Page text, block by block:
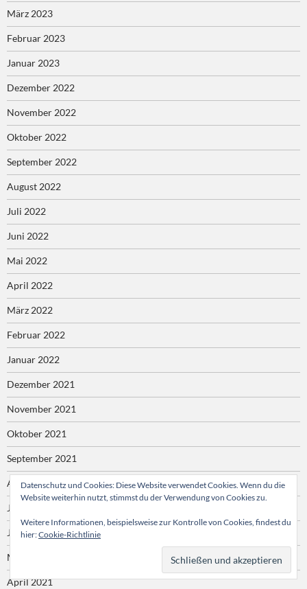
März 2023
Februar 2023
Januar 2023
Dezember 2022
November 2022
Oktober 2022
September 2022
August 2022
Juli 2022
Juni 2022
Mai 2022
April 2022
März 2022
Februar 2022
Januar 2022
Dezember 2021
November 2021
Oktober 2021
September 2021
August 2021
Juli 2021
Juni 2021
Mai 2021
April 2021
Datenschutz und Cookies: Diese Website verwendet Cookies. Wenn du die
Website weiterhin nutzt, stimmst du der Verwendung von Cookies zu.
Weitere Informationen, beispielsweise zur Kontrolle von Cookies, findest du
hier:Cookie-Richtlinie